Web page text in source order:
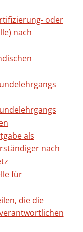
oder
nach
als
nach
für
die die